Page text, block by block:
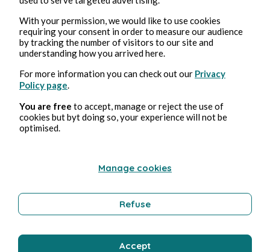
19, nov, 202412 min de lectura
Flora Chapitre 20
Fantasy
Flora Chapitre 19
With your permission, we would like to use cookies
requiring your consent in order to measure our audience
by tracking the number of visitors to our site and
understanding how you arrived here.
For more information you can check out our Privacy
Policy page
You are free to accept, manage or reject the use of
cookies but byt doing so, your experience will not be
optimised.
Manage cookies
Refuse
Accept